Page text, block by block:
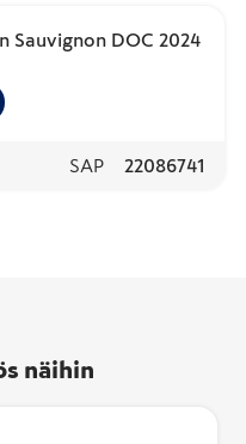
Sauvignon DOC 2024
SAP 22086741
näihin